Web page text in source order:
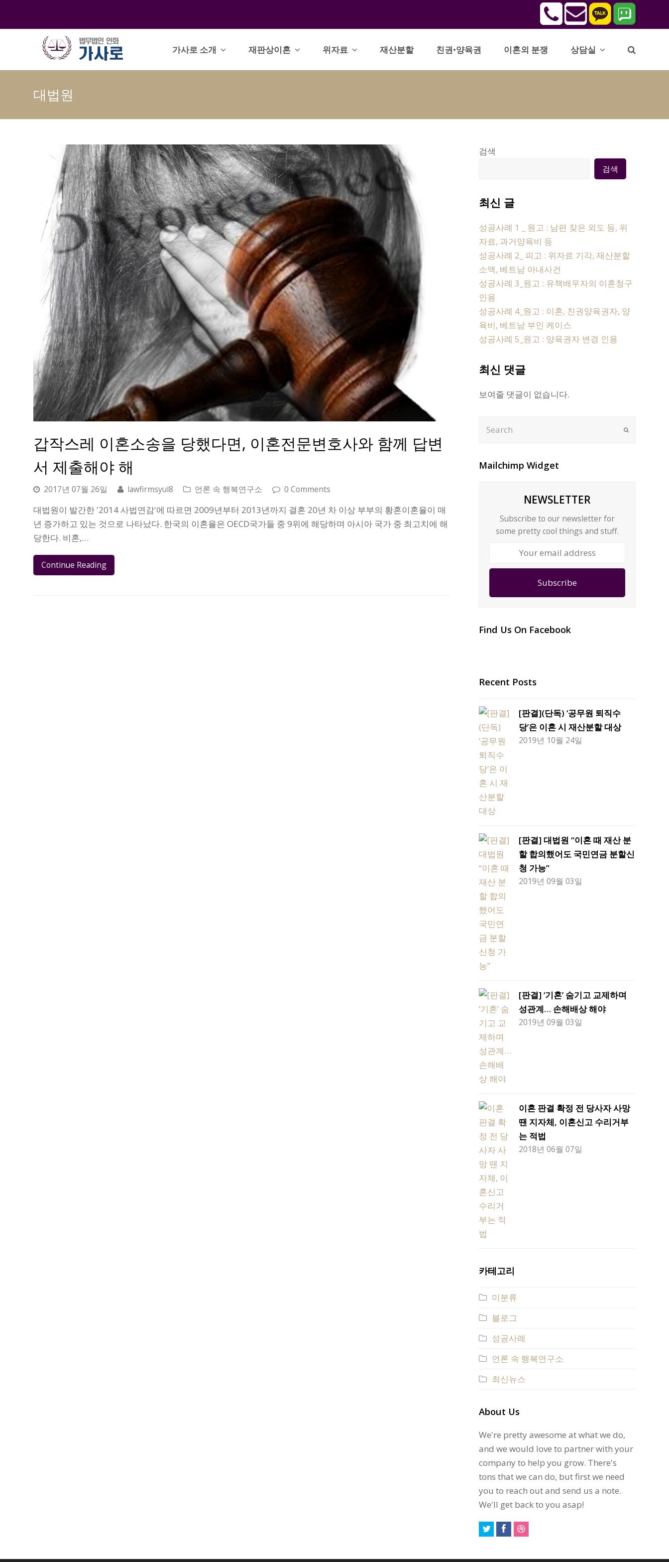
가사로 소개 재판상이혼 위자료 재산분할 친권•양육권 이혼외 분쟁 상담실
대법원
갑작스레 이혼소송을 당했다면, 이혼전문변호사와 함께 답변
서 제출해야 해
2017년 07월 26일 lawfirmsyul8 언론 속 행복연구소 0 Comments
대법원이 발간한 '2014 사법연감'에 따르면 2009년부터 2013년까지 결혼 20년 차 이상 부부의 황혼이혼율이 매
년 증가하고 있는 것으로 나타났다. 한국의 이혼율은 OECD국가들 중 9위에 해당하며 아시아 국가 중 최고치에 해
당한다. 비혼,…
Continue Reading
검색
검색
최신 글
성공사례 1 _ 원고 : 남편 잦은 외도 등, 위
자료, 과거양육비 등
성공사례 2_ 피고 : 위자료 기각, 재산분할
소액, 베트남 아내사건
성공사례 3_원고 : 유책배우자의 이혼청구
인용
성공사례 4_원고 : 이혼, 친권양육권자, 양
육비, 베트남 부인 케이스
성공사례 5_원고 : 양육권자 변경 인용
최신 댓글
보여줄 댓글이 없습니다.
Submit
Mailchimp Widget
NEWSLETTER
Subscribe to our newsletter for
some pretty cool things and stuff.
Subscribe
Find Us On Facebook
Recent Posts
[판결](단독) ‘공무원 퇴직수
당’은 이혼 시 재산분할 대상
2019년 10월 24일
[판결] 대법원 “이혼 때 재산 분
할 합의했어도 국민연금 분할신
청 가능”
2019년 09월 03일
[판결] ‘기혼’ 숨기고 교제하며
성관계… 손해배상 해야
2019년 09월 03일
이혼 판결 확정 전 당사자 사망
땐 지자체, 이혼신고 수리거부
는 적법
2018년 06월 07일
카테고리
미분류
블로그
성공사례
언론 속 행복연구소
최신뉴스
About Us
We're pretty awesome at what we do,
and we would love to partner with your
company to help you grow. There's
tons that we can do, but first we need
you to reach out and send us a note.
We'll get back to you asap!